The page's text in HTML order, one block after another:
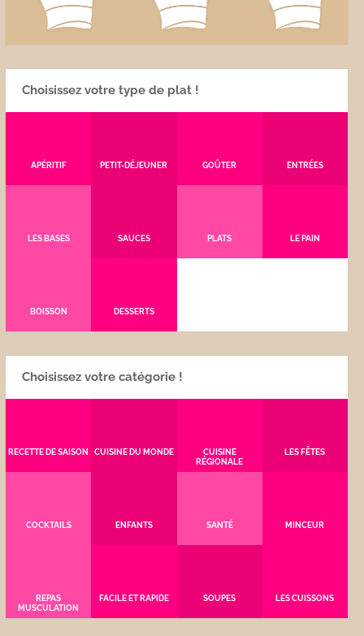
Choisissez votre type de plat !
APÉRITIF PETIT-DÉJEUNER GOÛTER ENTRÉES
LES BASES SAUCES PLATS LE PAIN
BOISSON DESSERTS
Choisissez votre catégorie !
RECETTE DE SAISON CUISINE DU MONDE
CUISINE
RÉGIONALE
LES FÊTES
COCKTAILS ENFANTS SANTÉ MINCEUR
REPAS
MUSCULATION
FACILE ET RAPIDE SOUPES LES CUISSONS